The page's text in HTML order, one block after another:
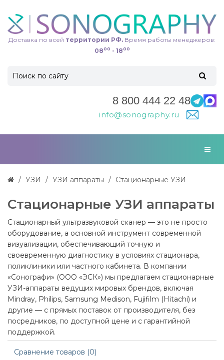
Доставка по всей территории РФ. Время работы менеджеров:
0800 - 1800
8 800 444 22 48
info@sonography.ru
УЗИ УЗИ аппараты Стационарные УЗИ
Стационарные УЗИ аппараты
Стационарный ультразвуковой сканер — это не просто
оборудование, а основной инструмент современной
визуализации, обеспечивающий точную и
своевременную диагностику в условиях стационара,
поликлиники или частного кабинета. В компании
«Сонографи» (ООО «ЭСК») мы предлагаем стационарные
УЗИ-аппараты ведущих мировых брендов, включая
Mindray, Philips, Samsung Medison, Fujifilm (Hitachi) и
другие — с прямых поставок от производителя, без
посредников, по доступной цене и с гарантийной
поддержкой.
Сравнение товаров (0)